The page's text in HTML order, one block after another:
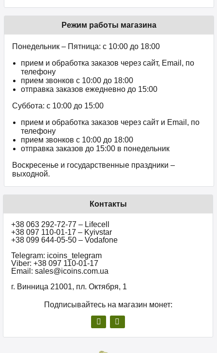
Режим работы магазина
Понедельник – Пятница: с 10:00 до 18:00
прием и обработка заказов через сайт, Email, по
телефону
прием звонков c 10:00 до 18:00
отправка заказов ежедневно до 15:00
Суббота: с 10:00 до 15:00
прием и обработка заказов через сайт и Email, по
телефону
прием звонков c 10:00 до 18:00
отправка заказов до 15:00 в понедельник
Воскресенье и государственные праздники –
выходной.
Контакты
+38 063 292-72-77 – Lifecell
+38 097 110-01-17 – Kyivstar
+38 099 644-05-50 – Vodafone
Telegram: icoins_telegram
Viber: +38 097 110-01-17
Email: sales@icoins.com.ua
г. Винница 21001, пл. Октября, 1
Подписывайтесь на магазин монет: